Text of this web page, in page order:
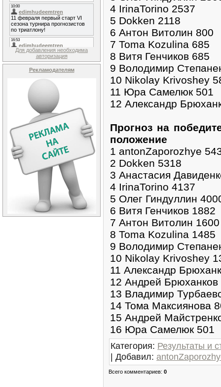
Для добавления необходима
авторизация
Рекламодателям
4 IrinaTorino 2537
5 Dokken 2118
6 Антон Витолин 800
7 Toma Kozulina 685
8 Витя Генчиков 685
9 Володимир
10 Nikolay Krivoshey
11 Юра Самелюк 501
12 Александр
Прогноз на
положение
1 antonZaporozhye
2 Dokken 5318
3 Анастасия
4 IrinaTorino 4137
5 Олег Гиндуллин
6 Витя Генчиков 1882
7 Антон Витолин 1600
8 Toma Kozulina 1485
9 Володимир
10 Nikolay Krivoshey
11 Александр
12 Андрей Брюханков
13 Владимир
14 Тома Максиянова
15 Андрей
16 Юра Самелюк 501
Категория: Результаты и
| Добавил:
Всего комментариев: 0